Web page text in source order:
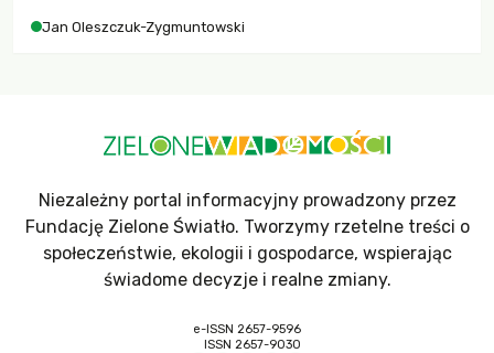
Jan Oleszczuk-Zygmuntowski
Niezależny portal informacyjny prowadzony przez
Fundację Zielone Światło. Tworzymy rzetelne treści o
społeczeństwie, ekologii i gospodarce, wspierając
świadome decyzje i realne zmiany.
e-ISSN 2657-9596
ISSN 2657-9030